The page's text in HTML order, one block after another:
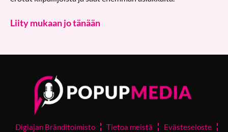
Liity mukaan jo tänään
Digiajan Bränditoimisto Tietoa meistä Evästeseloste